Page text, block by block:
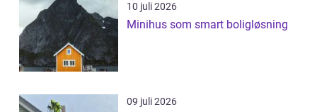
10 juli 2026
Minihus som smart boligløsning
09 juli 2026